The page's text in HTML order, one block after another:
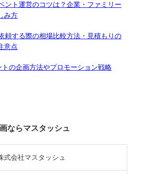
ント運営のコツは？企業・ファミリー
み方
頼する際の相場比較方法・見積もりの
意点
トの企画方法やプロモーション戦略
ならマスタッシュ
式会社マスタッシュ